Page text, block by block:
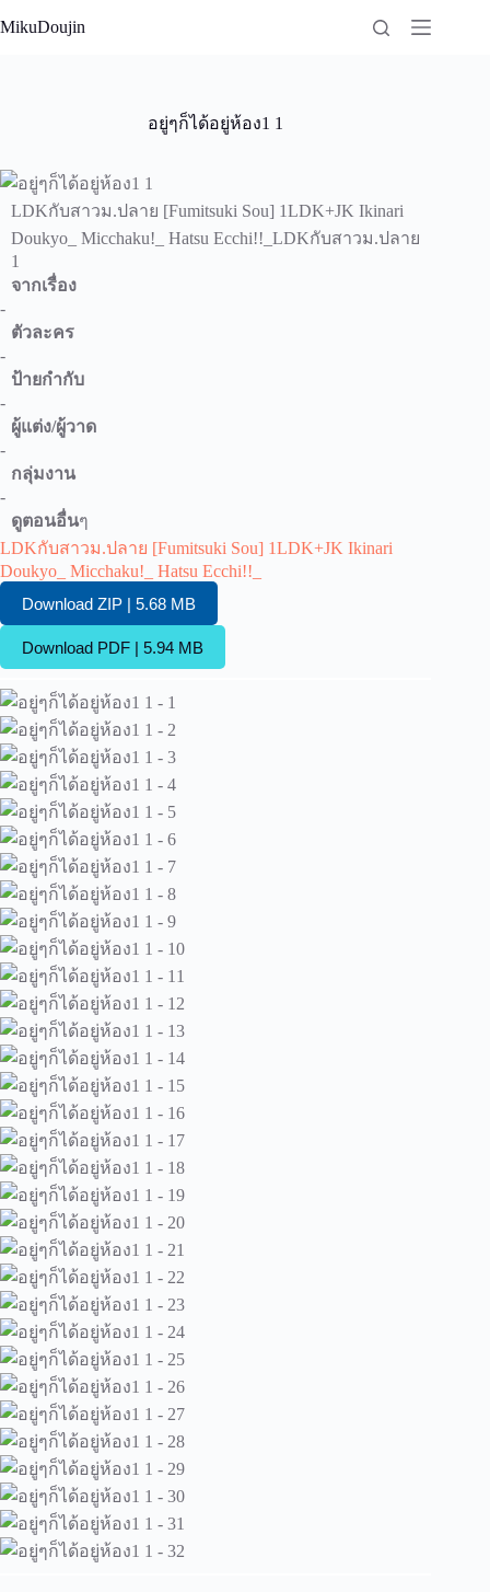
to
MikuDoujin
อยู่ๆก็ได้อยู่ห้อง1 1
LDKกับสาวม.ปลาย [Fumitsuki Sou] 1LDK+JK Ikinari
Doukyo_ Micchaku!_ Hatsu Ecchi!!_LDKกับสาวม.ปลาย
1
จากเรื่อง
-
ตัวละคร
-
ป้ายกำกับ
-
ผู้แต่ง/ผู้วาด
-
กลุ่มงาน
-
ดูตอนอื่นๆ
LDKกับสาวม.ปลาย [Fumitsuki Sou] 1LDK+JK Ikinari
Doukyo_ Micchaku!_ Hatsu Ecchi!!_
Download ZIP | 5.68 MB
Download PDF | 5.94 MB